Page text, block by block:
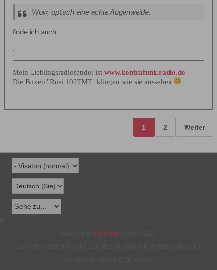
Wow, optisch eine echte Augenweide.
finde ich auch.
.
Mein Lieblingsradiosender ist www.kontrafunk.radio.de
Die Boxen "Rosi 102TMT" klingen wie sie aussehen
1 2 Weiter
vBulletin®